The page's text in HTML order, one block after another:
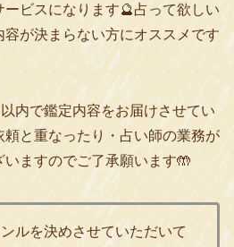
ービスになります🔮占って欲しい
が決まらない方にオススメです
内で鑑定内容をお届けさせてい
と重なったり・占い師の業務が
ますのでご了承願います🤲
ルを決めさせていただいて